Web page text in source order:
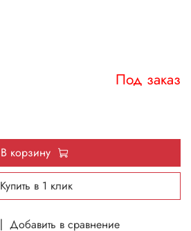
Добавить в сравнение
Под заказ
В корзину
Купить в 1 клик